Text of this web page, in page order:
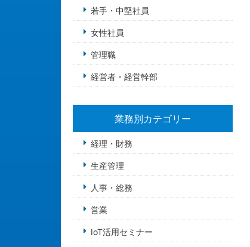
若手・中堅社員
女性社員
管理職
経営者・経営幹部
業務別カテゴリー
経理・財務
生産管理
人事・総務
営業
IoT活用セミナー